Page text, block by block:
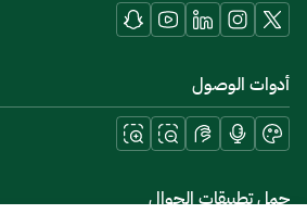
أدوات الوصول
حمل تطبيقات الجوال